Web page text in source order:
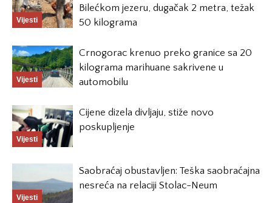
Vijesti
Bilećkom jezeru, dugačak 2 metra, težak
50 kilograma
Vijesti
Crnogorac krenuo preko granice sa 20
kilograma marihuane sakrivene u
automobilu
Vijesti
Cijene dizela divljaju, stiže novo
poskupljenje
Vijesti
Saobraćaj obustavljen: Teška saobraćajna
nesreća na relaciji Stolac-Neum